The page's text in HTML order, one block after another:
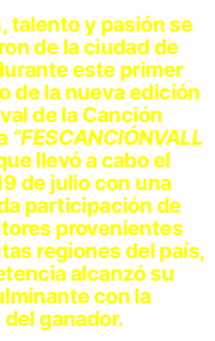
talento y pasión se
de la ciudad de
este primer
de la nueva edición
de la Canción
“FESCANCIÓNVALL
llevó a cabo el
de julio con una
participación de
provenientes
regiones del país,
alcanzó su
con la
ganador.